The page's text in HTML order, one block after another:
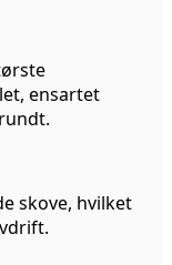
ensartet
skove, hvilket